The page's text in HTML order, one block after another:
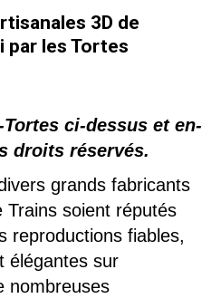
3D de
par les Tortes
ci-dessus et en-
droits réservés.
grands fabricants
Trains soient réputés
reproductions fiables,
élégantes sur
nombreuses